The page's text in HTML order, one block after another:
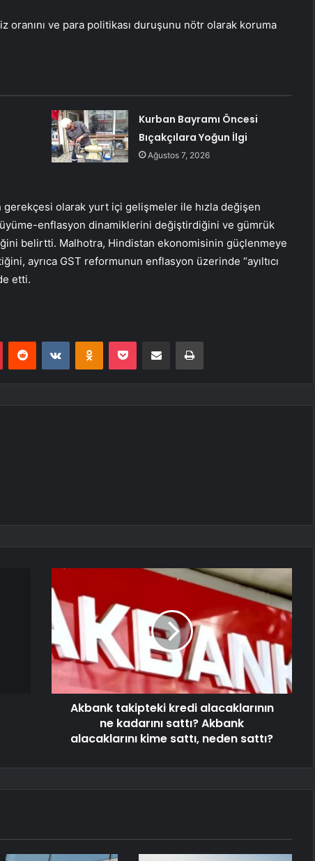
oranını ve para politikası duruşunu nötr olarak koruma
Kurban Bayramı Öncesi
Bıçakçılara Yoğun İlgi
Ağustos 7, 2026
gerekçesi olarak yurt içi gelişmeler ile hızla değişen
enflasyon dinamiklerini değiştirdiğini ve gümrük
belirtti. Malhotra, Hindistan ekonomisinin güçlenmeye
ayrıca GST reformunun enflasyon üzerinde “ayıltıcı
etti.
PinterestReddit VKontakteOdnoklassniki
Pocket E-Posta ile paylaş Yazdır
Akbank takipteki kredi alacaklarının
ne kadarını sattı? Akbank
alacaklarını kime sattı, neden sattı?